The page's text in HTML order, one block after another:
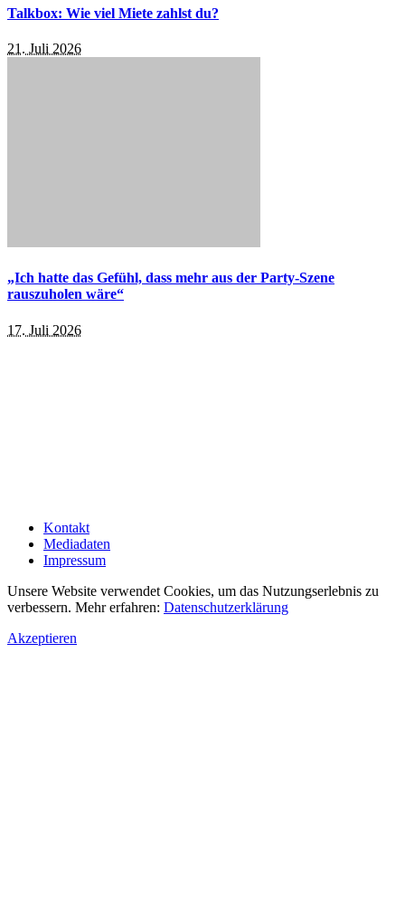
Talkbox: Wie viel Miete zahlst du?
21. Juli 2026
„Ich hatte das Gefühl, dass mehr aus der Party-Szene
rauszuholen wäre“
17. Juli 2026
Kontakt
Mediadaten
Impressum
Unsere Website verwendet Cookies, um das Nutzungserlebnis zu
verbessern. Mehr erfahren: Datenschutzerklärung
Akzeptieren